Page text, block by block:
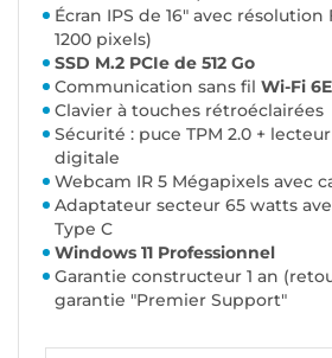
Écran IPS de 16" avec résolution
1200 pixels)
SSD M.2 PCIe de 512 Go
Communication sans fil Wi-Fi 6E
Clavier à touches rétroéclairées
Sécurité : puce TPM 2.0 +
digitale
Webcam IR 5 Mégapixels avec
Adaptateur secteur 65 watts
Type C
Windows 11 Professionnel
Garantie constructeur 1 an
garantie "Premier Support"